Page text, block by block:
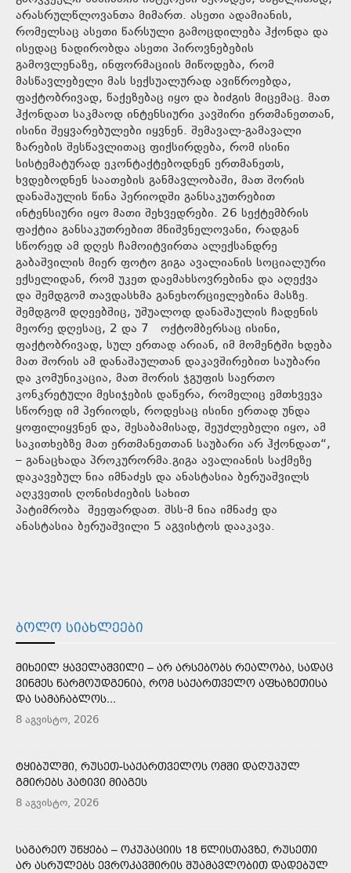
არასრულწლოვანთა მიმართ. ასეთი ადამიანის,
რომელსაც ასეთი წარსული გამოცდილება ჰქონდა და
ისედაც ნადირობდა ასეთი პიროვნებების
გამოვლენაზე, ინფორმაციის მიწოდება, რომ
მასწავლებელი მას სექსუალურად ავიწროებდა,
ფაქტობრივად, წაქეზებაც იყო და ბიძგის მიცემაც. მათ
ჰქონდათ საკმაოდ ინტენსიური კავშირი ერთმანეთთან,
ისინი შეყვარებულები იყვნენ. შემავალ-გამავალი
ზარების შესწავლითაც ფიქსირდება, რომ ისინი
სისტემატურად ეკონტაქტებოდნენ ერთმანეთს,
ხვდებოდნენ საათების განმავლობაში, მათ შორის
დანაშაულის წინა პერიოდში განსაკუთრებით
ინტენსიური იყო მათი შეხვედრები. 26 სექტემბრის
ფაქტია განსაკუთრებით მნიშვნელოვანი, რადგან
სწორედ ამ დღეს ჩამოიტვირთა ალექსანდრე
გაბაშვილის მიერ ფოტო გიგა ავალიანის სოციალური
ექსელიდან, რომ უკეთ დაემახსოვრებინა და აღექვა
და შემდგომ თავდასხმა განეხორციელებინა მასზე.
შემდგომ დღეებშიც, უშუალოდ დანაშაულის ჩადენის
მეორე დღესაც, 2 და 7 ოქტომბერსაც ისინი,
ფაქტობრივად, სულ ერთად არიან, იმ მომენტში ხდება
მათ შორის ამ დანაშაულთან დაკავშირებით საუბარი
და კომუნიკაცია, მათ შორის ჯგუფის საერთო
კონკრეტული მესიჯების დაწერა, რომელიც ემთხვევა
სწორედ იმ პერიოდს, როდესაც ისინი ერთად უნდა
ყოფილიყვნენ და, შესაბამისად, შეუძლებელი იყო, ამ
საკითხებზე მათ ერთმანეთთან საუბარი არ ჰქონდათ“,
– განაცხადა პროკურორმა.გიგა ავალიანის საქმეზე
დაკავებულ ნია იმნაძეს და ანასტასია ბერუაშვილს
აღკვეთის ღონისძიების სახით
პატიმრობა შეეფარდათ. შსს-მ ნია იმნაძე და
ანასტასია ბერუაშვილი 5 აგვისტოს დააკავა.
ᲑᲝᲚᲝ ᲡᲘᲐᲮᲚᲔᲔᲑᲘ
ᲛᲘᲮᲔᲘᲚ ᲧᲐᲕᲔᲚᲐᲨᲕᲘᲚᲘ – ᲐᲠ ᲐᲠᲡᲔᲑᲝᲑᲡ ᲠᲔᲐᲚᲝᲑᲐ, ᲡᲐᲓᲐᲪ
ᲕᲘᲜᲛᲔᲡ ᲬᲐᲠᲛᲝᲣᲓᲒᲔᲜᲘᲐ, ᲠᲝᲛ ᲡᲐᲥᲐᲠᲗᲕᲔᲚᲝ ᲐᲤᲮᲐᲖᲔᲗᲘᲡᲐ
ᲓᲐ ᲡᲐᲛᲐᲩᲐᲑᲚᲝᲡ...
8 აგვისტო, 2026
ᲢᲧᲘᲑᲣᲚᲨᲘ, ᲠᲣᲡᲔᲗ-ᲡᲐᲥᲐᲠᲗᲕᲔᲚᲝᲡ ᲝᲛᲨᲘ ᲓᲐᲦᲣᲞᲣᲚ
ᲒᲛᲘᲠᲔᲑᲡ ᲞᲐᲢᲘᲕᲘ ᲛᲘᲐᲒᲔᲡ
8 აგვისტო, 2026
ᲡᲐᲒᲐᲠᲔᲝ ᲣᲬᲧᲔᲑᲐ – ᲝᲙᲣᲞᲐᲪᲘᲘᲡ 18 ᲬᲚᲘᲡᲗᲐᲕᲖᲔ, ᲠᲣᲡᲔᲗᲘ
ᲐᲠ ᲐᲡᲠᲣᲚᲔᲑᲡ ᲔᲕᲠᲝᲙᲐᲕᲨᲘᲠᲘᲡ ᲨᲣᲐᲛᲐᲕᲚᲝᲑᲘᲗ ᲓᲐᲓᲔᲑᲣᲚ